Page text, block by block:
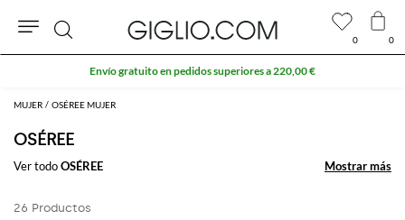
MUJER OSÉREE MUJER
OSÉREE
Ver todoOSÉREE Mostrar más
Mostrar más
26 Productos
0 0
Buscar
Envío gratuito en pedidos superiores a 220,00 €